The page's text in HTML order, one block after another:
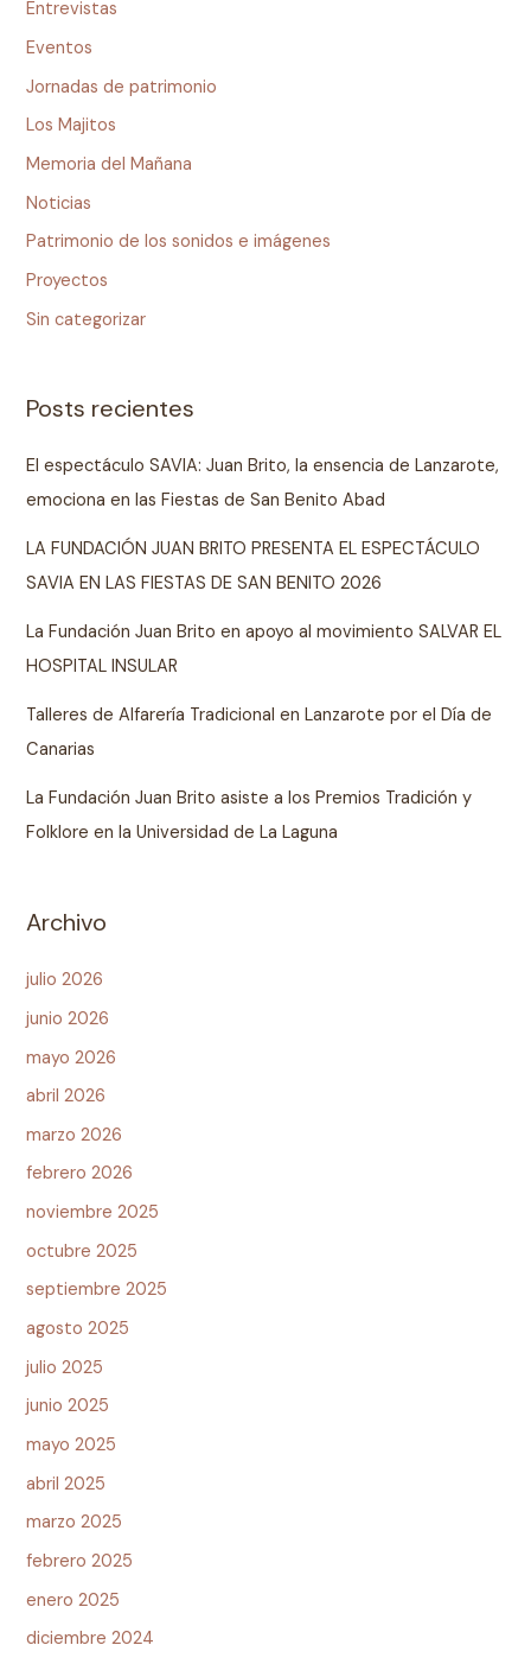
Entrevistas
Eventos
Jornadas de patrimonio
Los Majitos
Memoria del Mañana
Noticias
Patrimonio de los sonidos e imágenes
Proyectos
Sin categorizar
Posts recientes
El espectáculo SAVIA: Juan Brito, la ensencia de Lanzarote,
emociona en las Fiestas de San Benito Abad
LA FUNDACIÓN JUAN BRITO PRESENTA EL ESPECTÁCULO
SAVIA EN LAS FIESTAS DE SAN BENITO 2026
La Fundación Juan Brito en apoyo al movimiento SALVAR EL
HOSPITAL INSULAR
Talleres de Alfarería Tradicional en Lanzarote por el Día de
Canarias
La Fundación Juan Brito asiste a los Premios Tradición y
Folklore en la Universidad de La Laguna
Archivo
julio 2026
junio 2026
mayo 2026
abril 2026
marzo 2026
febrero 2026
noviembre 2025
octubre 2025
septiembre 2025
agosto 2025
julio 2025
junio 2025
mayo 2025
abril 2025
marzo 2025
febrero 2025
enero 2025
diciembre 2024